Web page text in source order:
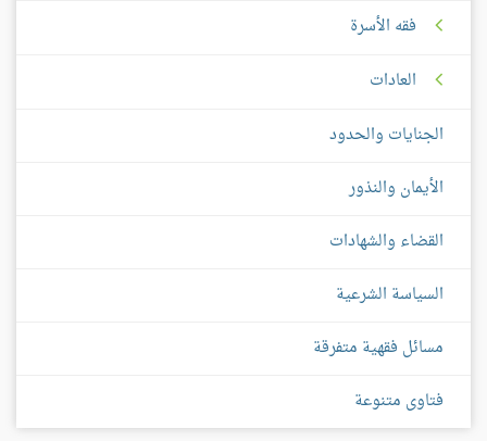
فقه الأسرة
العادات
الجنايات والحدود
الأيمان والنذور
القضاء والشهادات
السياسة الشرعية
مسائل فقهية متفرقة
فتاوى متنوعة